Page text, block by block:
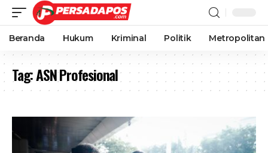
Beranda Hukum Kriminal Politik Metropolitan
Tag:ASN Profesional